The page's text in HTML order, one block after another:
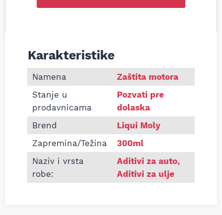
Informacije o Aditiv za hidropodizače Liqui Moly
Karakteristike
Namena
Zaštita motora
Stanje u
prodavnicama
Pozvati pre
dolaska
Brend
Liqui Moly
Zapremina/Težina
300ml
Naziv i vrsta
robe:
Aditivi za auto,
Aditivi za ulje